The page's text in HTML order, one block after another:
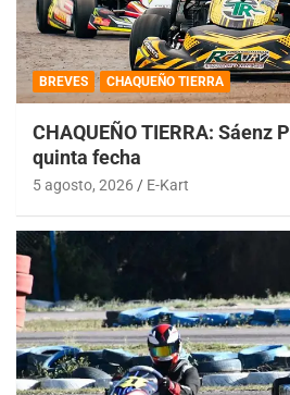
BREVES CHAQUEÑO TIERRA
CHAQUEÑO TIERRA: Sáenz
quinta fecha
5 agosto, 2026 E-Kart